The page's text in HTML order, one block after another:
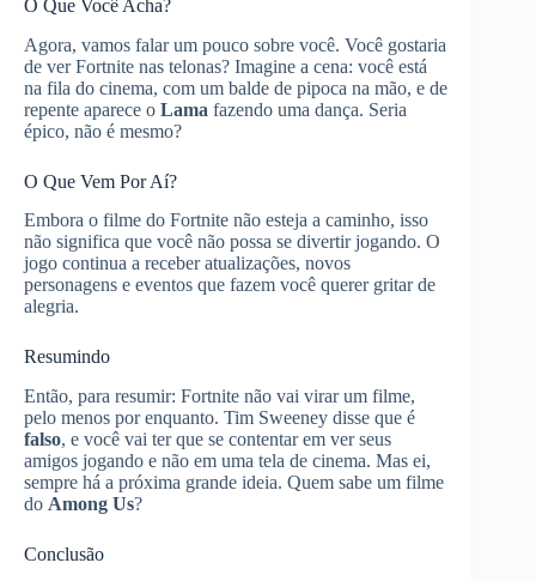
O Que Você Acha?
Agora, vamos falar um pouco sobre você. Você gostaria
de ver Fortnite nas telonas? Imagine a cena: você está
na fila do cinema, com um balde de pipoca na mão, e de
repente aparece o Lama fazendo uma dança. Seria
épico, não é mesmo?
O Que Vem Por Aí?
Embora o filme do Fortnite não esteja a caminho, isso
não significa que você não possa se divertir jogando. O
jogo continua a receber atualizações, novos
personagens e eventos que fazem você querer gritar de
alegria.
Resumindo
Então, para resumir: Fortnite não vai virar um filme,
pelo menos por enquanto. Tim Sweeney disse que é
falso, e você vai ter que se contentar em ver seus
amigos jogando e não em uma tela de cinema. Mas ei,
sempre há a próxima grande ideia. Quem sabe um filme
do Among Us?
Conclusão